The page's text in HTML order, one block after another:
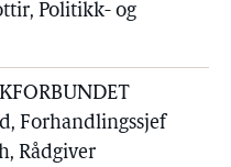
Politikk- og
Forhandlingssjef
Rådgiver